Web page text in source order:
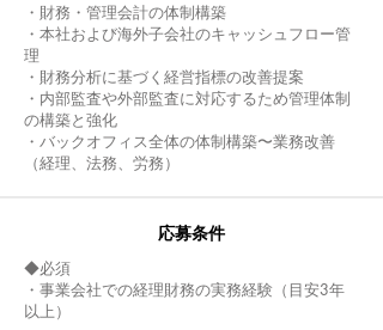
・財務・管理会計の体制構築
・本社および海外子会社のキャッシュフロー管
理
・財務分析に基づく経営指標の改善提案
・内部監査や外部監査に対応するため管理体制
の構築と強化
・バックオフィス全体の体制構築〜業務改善
（経理、法務、労務）
応募条件
◆必須
・事業会社での経理財務の実務経験（目安3年
以上）